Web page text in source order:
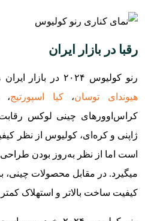
رقبا در بازار ایران
رنو کولیوس ۲۰۲۴ در بازار ایران مستقیما با نیسان ایکس‌تریل،
هیوندای توسان،کیا اسپورتیج
کراس‌اوورهای چینی لوکس رقابت
ژاپنی و کره‌ای، کولیوس از نظر
است اما از نظر به‌روز بودن
میگیرد. در مقابل محصولات چینی،
کیفیت ساخت بالاتر و استهلاک